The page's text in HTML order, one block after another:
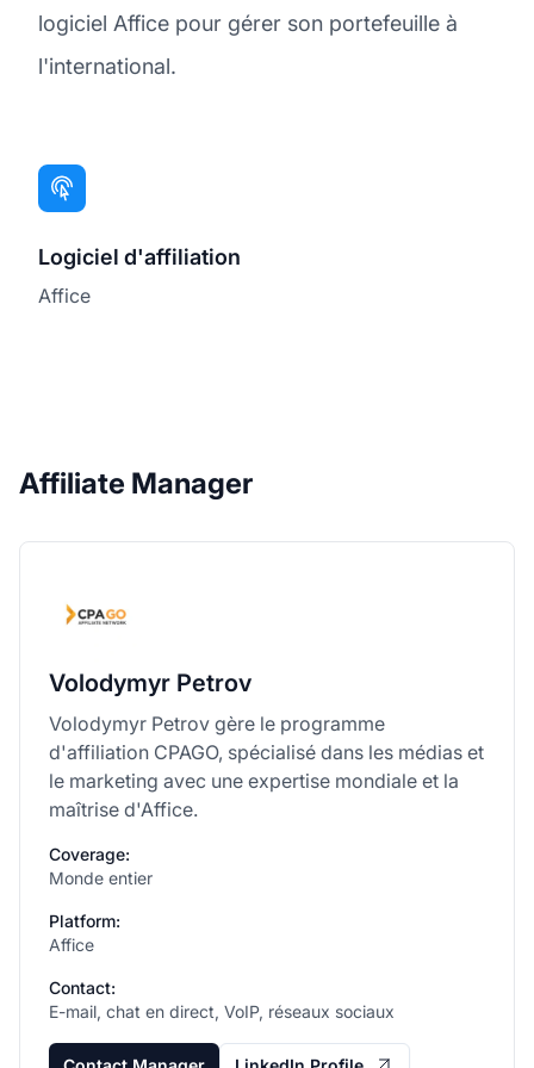
logiciel Affice pour gérer son portefeuille à
l'international.
Logiciel d'affiliation
Affice
Affiliate Manager
Volodymyr Petrov
Volodymyr Petrov gère le programme
d'affiliation CPAGO, spécialisé dans les médias et
le marketing avec une expertise mondiale et la
maîtrise d'Affice.
Coverage:
Monde entier
Platform:
Affice
Contact:
E-mail, chat en direct, VoIP, réseaux sociaux